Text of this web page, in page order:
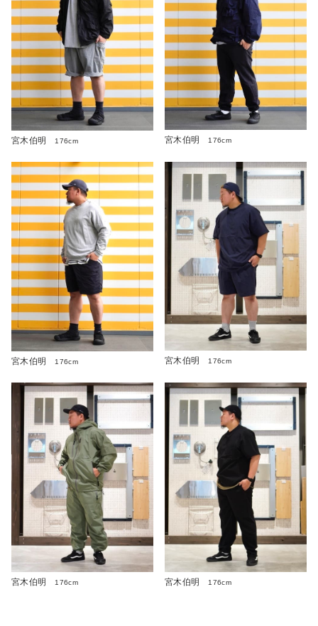
宮木伯明 176cm 宮木伯明 176cm
宮木伯明 176cm 宮木伯明 176cm
宮木伯明 176cm 宮木伯明 176cm